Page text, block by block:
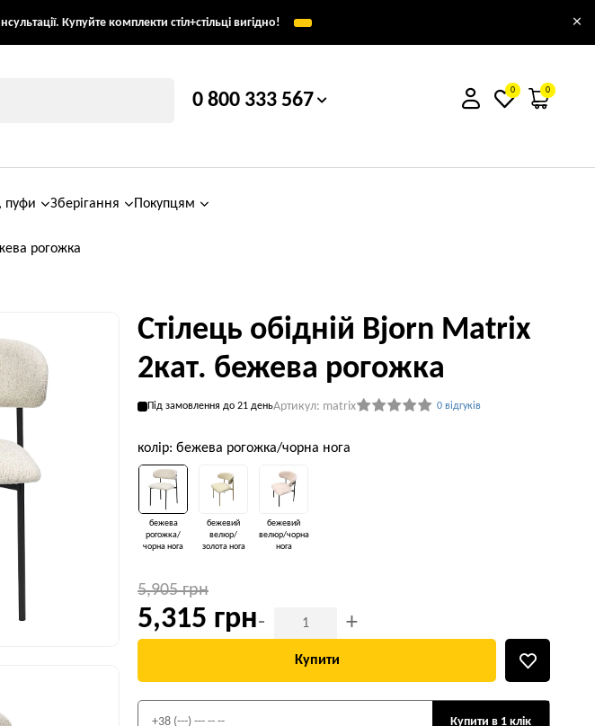
Купуйте комплекти стіл+стільці вигідно! ×
0 800 333 567 0 0
пуфи Зберігання Покупцям
рогожка
Стілець обідній Bjorn Matrix
2кат. бежева рогожка
Під замовлення до 21 деньАртикул: matrix 0 відгуків
колір: бежева рогожка/чорна нога
бежева
рогожка/
чорна нога
бежевий
велюр/
золота нога
бежевий
велюр/чорна
нога
5,905 грн
5,315 грн- +
Купити
Купити в 1 клік